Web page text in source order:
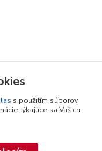
s použitím súborov
týkajúce sa Vašich